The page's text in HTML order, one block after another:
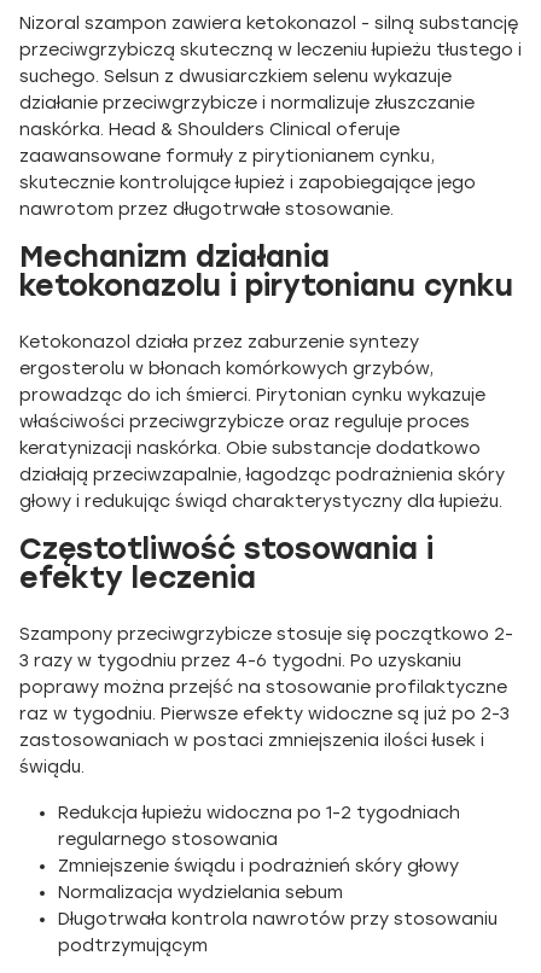
Nizoral szampon zawiera ketokonazol - silną substancję
przeciwgrzybiczą skuteczną w leczeniu łupieżu tłustego i
suchego. Selsun z dwusiarczkiem selenu wykazuje
działanie przeciwgrzybicze i normalizuje złuszczanie
naskórka. Head & Shoulders Clinical oferuje
zaawansowane formuły z pirytionianem cynku,
skutecznie kontrolujące łupież i zapobiegające jego
nawrotom przez długotrwałe stosowanie.
Mechanizm działania
ketokonazolu i pirytonianu cynku
Ketokonazol działa przez zaburzenie syntezy
ergosterolu w błonach komórkowych grzybów,
prowadząc do ich śmierci. Pirytonian cynku wykazuje
właściwości przeciwgrzybicze oraz reguluje proces
keratynizacji naskórka. Obie substancje dodatkowo
działają przeciwzapalnie, łagodząc podrażnienia skóry
głowy i redukując świąd charakterystyczny dla łupieżu.
Częstotliwość stosowania i
efekty leczenia
Szampony przeciwgrzybicze stosuje się początkowo 2-
3 razy w tygodniu przez 4-6 tygodni. Po uzyskaniu
poprawy można przejść na stosowanie profilaktyczne
raz w tygodniu. Pierwsze efekty widoczne są już po 2-3
zastosowaniach w postaci zmniejszenia ilości łusek i
świądu.
Redukcja łupieżu widoczna po 1-2 tygodniach
regularnego stosowania
Zmniejszenie świądu i podrażnień skóry głowy
Normalizacja wydzielania sebum
Długotrwała kontrola nawrotów przy stosowaniu
podtrzymującym